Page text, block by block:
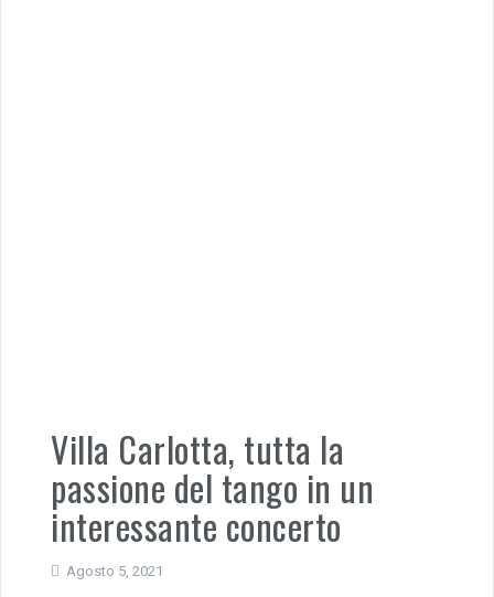
Villa Carlotta, tutta la
passione del tango in un
interessante concerto
Agosto 5, 2021